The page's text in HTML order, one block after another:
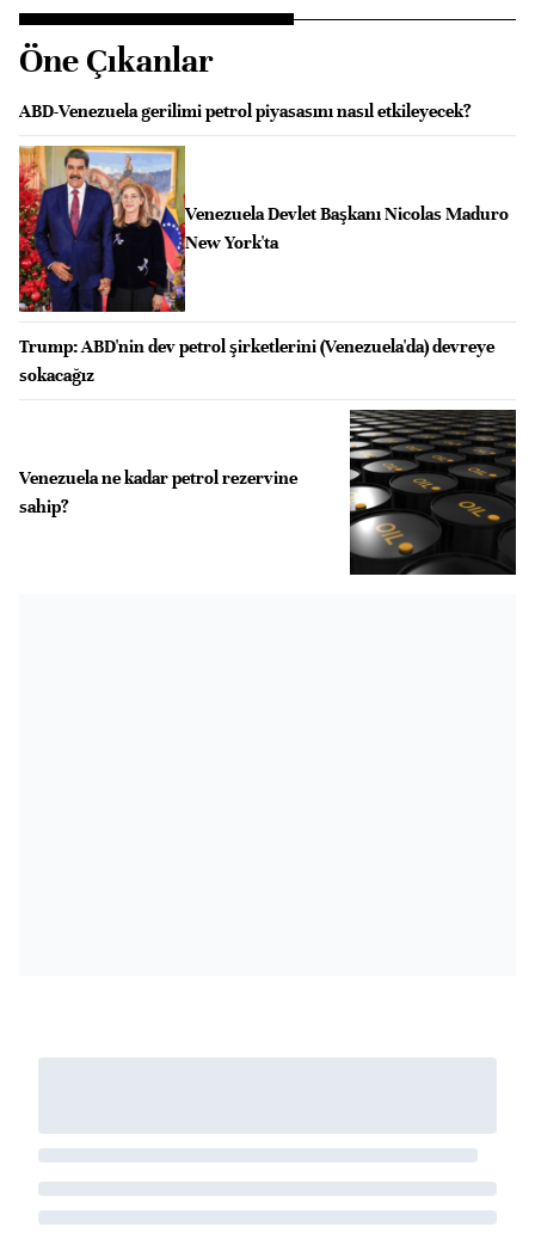
Öne Çıkanlar
ABD-Venezuela gerilimi petrol piyasasını nasıl etkileyecek?
Venezuela Devlet Başkanı Nicolas Maduro
New York'ta
Trump: ABD'nin dev petrol şirketlerini (Venezuela'da) devreye
sokacağız
Venezuela ne kadar petrol rezervine
sahip?